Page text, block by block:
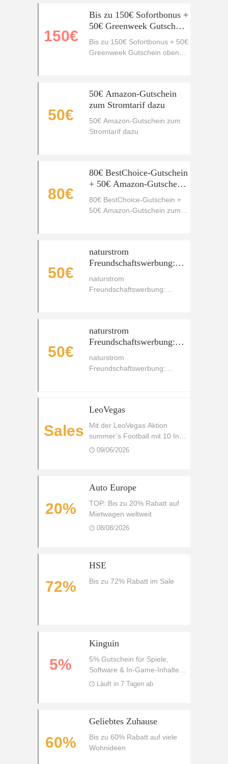
150€
Bis zu 150€ Sofortbonus +
50€ Greenweek Gutschein
oben drauf
Bis zu 150€ Sofortbonus + 50€
Greenweek Gutschein oben
50€
50€ Amazon-Gutschein
zum Stromtarif dazu
50€ Amazon-Gutschein zum
Stromtarif dazu
80€
80€ BestChoice-Gutschein
+ 50€ Amazon-Gutschein
zum Stromtarif dazu
80€ BestChoice-Gutschein +
50€ Amazon-Gutschein zum
50€
naturstrom
Freundschaftswerbung:
Prämien im Wert von 50 €
+ 25 € Jubiläumsbonus
naturstrom
Freundschaftswerbung:
50€
naturstrom
Freundschaftswerbung:
Prämien im Wert von 50 €
naturstrom
Freundschaftswerbung:
Sales
LeoVegas
Mit der LeoVegas Aktion
summer’s Football mit 10 In-
play Profit-Boosts und bis zu
09/06/2026
20%
Auto Europe
TOP: Bis zu 20% Rabatt auf
Mietwagen weltweit
08/08/2026
72%
HSE
Bis zu 72% Rabatt im Sale
5%
Kinguin
5% Gutschein für Spiele,
Software & In-Game-Inhalte
bei Kinguin
Läuft in 7 Tagen ab
60%
Geliebtes Zuhause
Bis zu 60% Rabatt auf viele
Wohnideen